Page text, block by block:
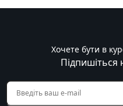
Хочете бути в
Підпишіться